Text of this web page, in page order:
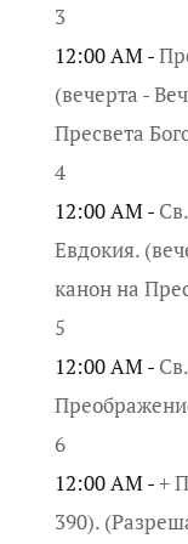
3
12:00 AM -
(вечерта -
Пресвета
4
12:00 AM -
Евдокия.
канон на
5
12:00 AM -
6
12:00 AM -+
390).